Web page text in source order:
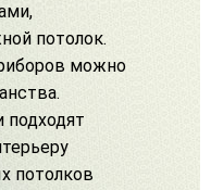
потолок.
можно
подходят
потолков